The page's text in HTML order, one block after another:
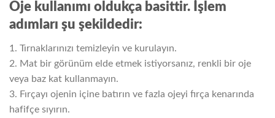
Oje kullanımı oldukça basittir. İşlem
adımları şu şekildedir:
1. Tırnaklarınızı temizleyin ve kurulayın.
2. Mat bir görünüm elde etmek istiyorsanız, renkli bir oje
veya baz kat kullanmayın.
3. Fırçayı ojenin içine batırın ve fazla ojeyi fırça kenarında
hafifçe sıyırın.